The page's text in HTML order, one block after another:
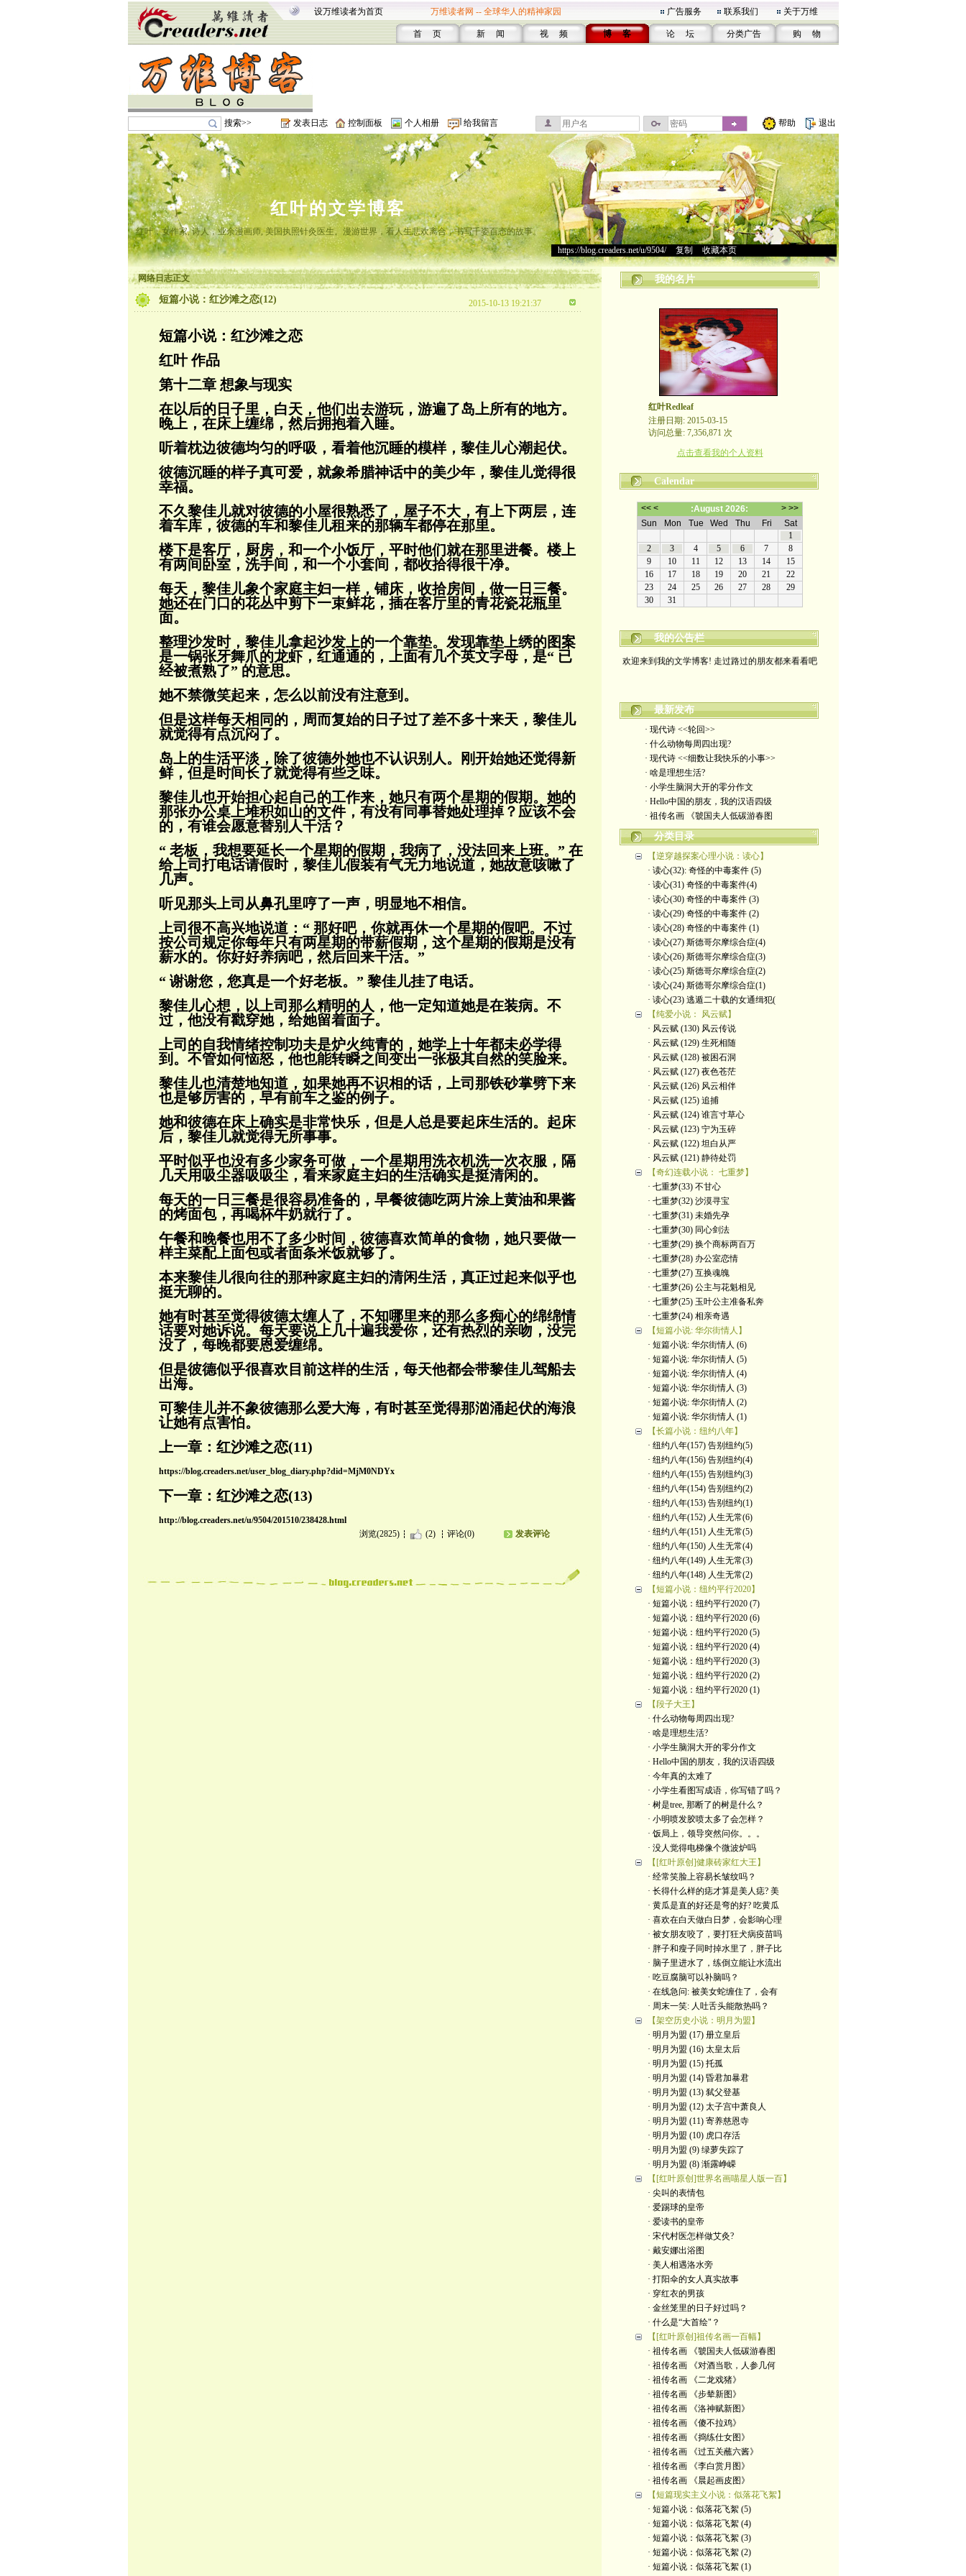
设万维读者为首页 万维读者网 -- 全球华人的精神家园 广告服务 联系我们 关于万维
首 页 新 闻 视 频 博 客 论 坛 分类广告 购 物
搜索>> 发表日志 控制面板 个人相册 给我留言 帮助 退出
红叶的文学博客
红叶，女作家, 诗人，业余漫画师, 美国执照针灸医生。漫游世界，看人生悲欢离合，书写千姿百态的故事。
https://blog.creaders.net/u/9504/> 复制 收藏本页
网络日志正文
短篇小说：红沙滩之恋(12) 2015-10-13 19:21:37
短篇小说：红沙滩之恋
红叶 作品
第十二章 想象与现实
在以后的日子里，白天，他们出去游玩，游遍了岛上所有的地方。
晚上，在床上缠绵，然后拥抱着入睡。
听着枕边彼德均匀的呼吸，看着他沉睡的模样，黎佳儿心潮起伏。
彼德沉睡的样子真可爱，就象希腊神话中的美少年，黎佳儿觉得很
幸福。
不久黎佳儿就对彼德的小屋很熟悉了，屋子不大，有上下两层，连
着车库，彼德的车和黎佳儿租来的那辆车都停在那里。
楼下是客厅，厨房，和一个小饭厅，平时他们就在那里进餐。楼上
有两间卧室，洗手间，和一个小套间，都收拾得很干净。
每天，黎佳儿象个家庭主妇一样，铺床，收拾房间，做一日三餐。
她还在门口的花丛中剪下一束鲜花，插在客厅里的青花瓷花瓶里
面。
整理沙发时，黎佳儿拿起沙发上的一个靠垫。发现靠垫上绣的图案
是一锅张牙舞爪的龙虾，红通通的，上面有几个英文字母，是“ 已
经被煮熟了” 的意思。
她不禁微笑起来，怎么以前没有注意到。
但是这样每天相同的，周而复始的日子过了差不多十来天，黎佳儿
就觉得有点沉闷了。
岛上的生活平淡，除了彼德外她也不认识别人。刚开始她还觉得新
鲜，但是时间长了就觉得有些乏味。
黎佳儿也开始担心起自己的工作来，她只有两个星期的假期。她的
那张办公桌上堆积如山的文件，有没有同事替她处理掉？应该不会
的，有谁会愿意替别人干活？
“ 老板，我想要延长一个星期的假期，我病了，没法回来上班。” 在
给上司打电话请假时，黎佳儿假装有气无力地说道，她故意咳嗽了
几声。
听见那头上司从鼻孔里哼了一声，明显地不相信。
上司很不高兴地说道：“ 那好吧，你就再休一个星期的假吧。不过
按公司规定你每年只有两星期的带薪假期，这个星期的假期是没有
薪水的。你好好养病吧，然后回来干活。”
“ 谢谢您，您真是一个好老板。” 黎佳儿挂了电话。
黎佳儿心想，以上司那么精明的人，他一定知道她是在装病。不
过，他没有戳穿她， 给她留着面子。
上司的自我情绪控制功夫是炉火纯青的，她学上十年都未必学得
到。不管如何恼怒， 他也能转瞬之间变出一张极其自然的笑脸来。
黎佳儿也清楚地知道，如果她再不识相的话，上司那铁砂掌劈下来
也是够厉害的， 早有前车之鉴的例子。
她和彼德在床上确实是非常快乐，但是人总是要起床生活的。起床
后，黎佳儿就觉得无所事事。
平时似乎也没有多少家务可做，一个星期用洗衣机洗一次衣服，隔
几天用吸尘器吸吸尘，看来家庭主妇的生活确实是挺清闲的。
每天的一日三餐是很容易准备的，早餐彼德吃两片涂上黄油和果酱
的烤面包，再喝杯牛奶就行了。
午餐和晚餐也用不了多少时间，彼德喜欢简单的食物，她只要做一
样主菜配上面包或者面条米饭就够了。
本来黎佳儿很向往的那种家庭主妇的清闲生活，真正过起来似乎也
挺无聊的。
她有时甚至觉得彼德太缠人了，不知哪里来的那么多痴心的绵绵情
话要对她诉说。 每天要说上几十遍我爱你，还有热烈的亲吻，没完
没了，每晚都要恩爱缠绵。
但是彼德似乎很喜欢目前这样的生活，每天他都会带黎佳儿驾船去
出海。
可黎佳儿并不象彼德那么爱大海，有时甚至觉得那汹涌起伏的海浪
让她有点害怕。
上一章： 红沙滩之恋(11)
https://blog.creaders.net/user_blog_diary.php?did=MjM0NDYx
下一章： 红沙滩之恋(13)
http://blog.creaders.net/u/9504/201510/238428.html
浏览(2825)
(2) 评论(0) 发表评论
我的名片
红叶Redleaf
注册日期: 2015-03-15
访问总量: 7,356,871 次
点击查看我的个人资料
Calendar
我的公告栏
欢迎来到我的文学博客! 走过路过的朋友都来看看吧
最新发布
· 现代诗 <<轮回>>
· 什么动物每周四出现?
· 现代诗 <<细数让我快乐的小事>>
· 啥是理想生活?
· 小学生脑洞大开的零分作文
· Hello中国的朋友，我的汉语四级
· 祖传名画 《虢国夫人低碳游春图
分类目录
【逆穿越探案心理小说：读心】
· 读心(32): 奇怪的中毒案件 (5)
· 读心(31) 奇怪的中毒案件(4)
· 读心(30) 奇怪的中毒案件 (3)
· 读心(29) 奇怪的中毒案件 (2)
· 读心(28) 奇怪的中毒案件 (1)
· 读心(27) 斯德哥尔摩综合症(4)
· 读心(26) 斯德哥尔摩综合症(3)
· 读心(25) 斯德哥尔摩综合症(2)
· 读心(24) 斯德哥尔摩综合症(1)
· 读心(23) 逃遁二十载的女通缉犯(
【纯爱小说： 风云赋】
· 风云赋 (130) 风云传说
· 风云赋 (129) 生死相随
· 风云赋 (128) 被困石洞
· 风云赋 (127) 夜色苍茫
· 风云赋 (126) 风云相伴
· 风云赋 (125) 追捕
· 风云赋 (124) 谁言寸草心
· 风云赋 (123) 宁为玉碎
· 风云赋 (122) 坦白从严
· 风云赋 (121) 静待处罚
【奇幻连载小说： 七重梦】
· 七重梦(33) 不甘心
· 七重梦(32) 沙漠寻宝
· 七重梦(31) 未婚先孕
· 七重梦(30) 同心剑法
· 七重梦(29) 换个商标两百万
· 七重梦(28) 办公室恋情
· 七重梦(27) 互换魂魄
· 七重梦(26) 公主与花魁相见
· 七重梦(25) 玉叶公主准备私奔
· 七重梦(24) 相亲奇遇
【短篇小说: 华尔街情人】
· 短篇小说: 华尔街情人 (6)
· 短篇小说: 华尔街情人 (5)
· 短篇小说: 华尔街情人 (4)
· 短篇小说: 华尔街情人 (3)
· 短篇小说: 华尔街情人 (2)
· 短篇小说: 华尔街情人 (1)
【长篇小说：纽约八年】
· 纽约八年(157) 告别纽约(5)
· 纽约八年(156) 告别纽约(4)
· 纽约八年(155) 告别纽约(3)
· 纽约八年(154) 告别纽约(2)
· 纽约八年(153) 告别纽约(1)
· 纽约八年(152) 人生无常(6)
· 纽约八年(151) 人生无常(5)
· 纽约八年(150) 人生无常(4)
· 纽约八年(149) 人生无常(3)
· 纽约八年(148) 人生无常(2)
【短篇小说：纽约平行2020】
· 短篇小说：纽约平行2020 (7)
· 短篇小说：纽约平行2020 (6)
· 短篇小说：纽约平行2020 (5)
· 短篇小说：纽约平行2020 (4)
· 短篇小说：纽约平行2020 (3)
· 短篇小说：纽约平行2020 (2)
· 短篇小说：纽约平行2020 (1)
【段子大王】
· 什么动物每周四出现?
· 啥是理想生活?
· 小学生脑洞大开的零分作文
· Hello中国的朋友，我的汉语四级
· 今年真的太难了
· 小学生看图写成语，你写错了吗？
· 树是tree, 那断了的树是什么？
· 小明喷发胶喷太多了会怎样？
· 饭局上，领导突然问你。。。
· 没人觉得电梯像个微波炉吗
【[红叶原创]健康砖家红大王】
· 经常笑脸上容易长皱纹吗？
· 长得什么样的痣才算是美人痣? 美
· 黄瓜是直的好还是弯的好? 吃黄瓜
· 喜欢在白天做白日梦，会影响心理
· 被女朋友咬了，要打狂犬病疫苗吗
· 胖子和瘦子同时掉水里了，胖子比
· 脑子里进水了，练倒立能让水流出
· 吃豆腐脑可以补脑吗？
· 在线急问: 被美女蛇缠住了，会有
· 周末一笑: 人吐舌头能散热吗？
【架空历史小说：明月为盟】
· 明月为盟 (17) 册立皇后
· 明月为盟 (16) 太皇太后
· 明月为盟 (15) 托孤
· 明月为盟 (14) 昏君加暴君
· 明月为盟 (13) 弑父登基
· 明月为盟 (12) 太子宫中萧良人
· 明月为盟 (11) 寄养慈恩寺
· 明月为盟 (10) 虎口存活
· 明月为盟 (9) 绿萝失踪了
· 明月为盟 (8) 渐露峥嵘
【[红叶原创]世界名画喵星人版一百】
· 尖叫的表情包
· 爱踢球的皇帝
· 爱读书的皇帝
· ​宋代村医怎样做艾灸?
· 戴安娜出浴图
· 美人相遇洛水旁
· 打阳伞的女人真实故事
· 穿红衣的男孩
· 金丝笼里的日子好过吗？
· 什么是“大首绘"？
【[红叶原创]祖传名画一百幅】
· 祖传名画 《虢国夫人低碳游春图
· 祖传名画 《对酒当歌，人参几何
· 祖传名画 《二龙戏猪》
· 祖传名画 《步辇新图》
· 祖传名画 《洛神赋新图》
· 祖传名画 《傻不拉鸡》
· 祖传名画 《捣练仕女图》
· 祖传名画 《过五关蘸六酱》
· 祖传名画 《李白赏月图》
· 祖传名画 《晨起画皮图》
【短篇现实主义小说：似落花飞絮】
· 短篇小说：似落花飞絮 (5)
· 短篇小说：似落花飞絮 (4)
· 短篇小说：似落花飞絮 (3)
· 短篇小说：似落花飞絮 (2)
· 短篇小说：似落花飞絮 (1)